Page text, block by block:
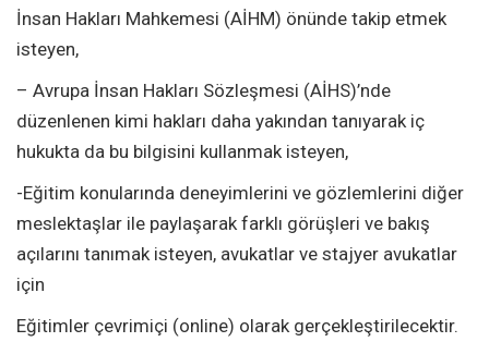
İnsan Hakları Mahkemesi (AİHM) önünde takip etmek
isteyen,
– Avrupa İnsan Hakları Sözleşmesi (AİHS)’nde
düzenlenen kimi hakları daha yakından tanıyarak iç
hukukta da bu bilgisini kullanmak isteyen,
-Eğitim konularında deneyimlerini ve gözlemlerini diğer
meslektaşlar ile paylaşarak farklı görüşleri ve bakış
açılarını tanımak isteyen, avukatlar ve stajyer avukatlar
için
Eğitimler çevrimiçi (online) olarak gerçekleştirilecektir.